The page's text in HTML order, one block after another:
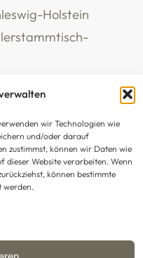
wir Technologien wie
und/oder darauf
zustimmst, können wir Daten wie
dieser Website verarbeiten. Wenn
können bestimmte
werden.
Holstein
zurück nach oben